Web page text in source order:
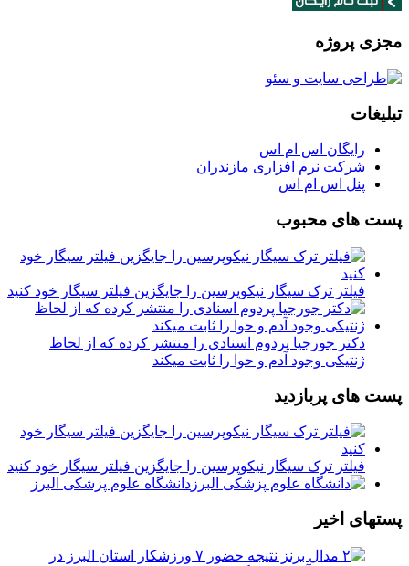
مجزی پروژه
تبلیغات
رایگان اس ام اس
شرکت نرم افزاری مازندران
پنل اس ام اس
پست های محبوب
فیلتر ترک سیگار نیکوپرسین را جایگزین فیلتر سیگار خود کنید
دکتر جورجیا پردوم اسنادی را منتشر کرده که از لحاظ
ژنتیکی وجود آدم و حوا را ثابت میکند
پست های پربازدید
فیلتر ترک سیگار نیکوپرسین را جایگزین فیلتر سیگار خود کنید
دانشگاه علوم پزشکی البرز
پستهای اخیر